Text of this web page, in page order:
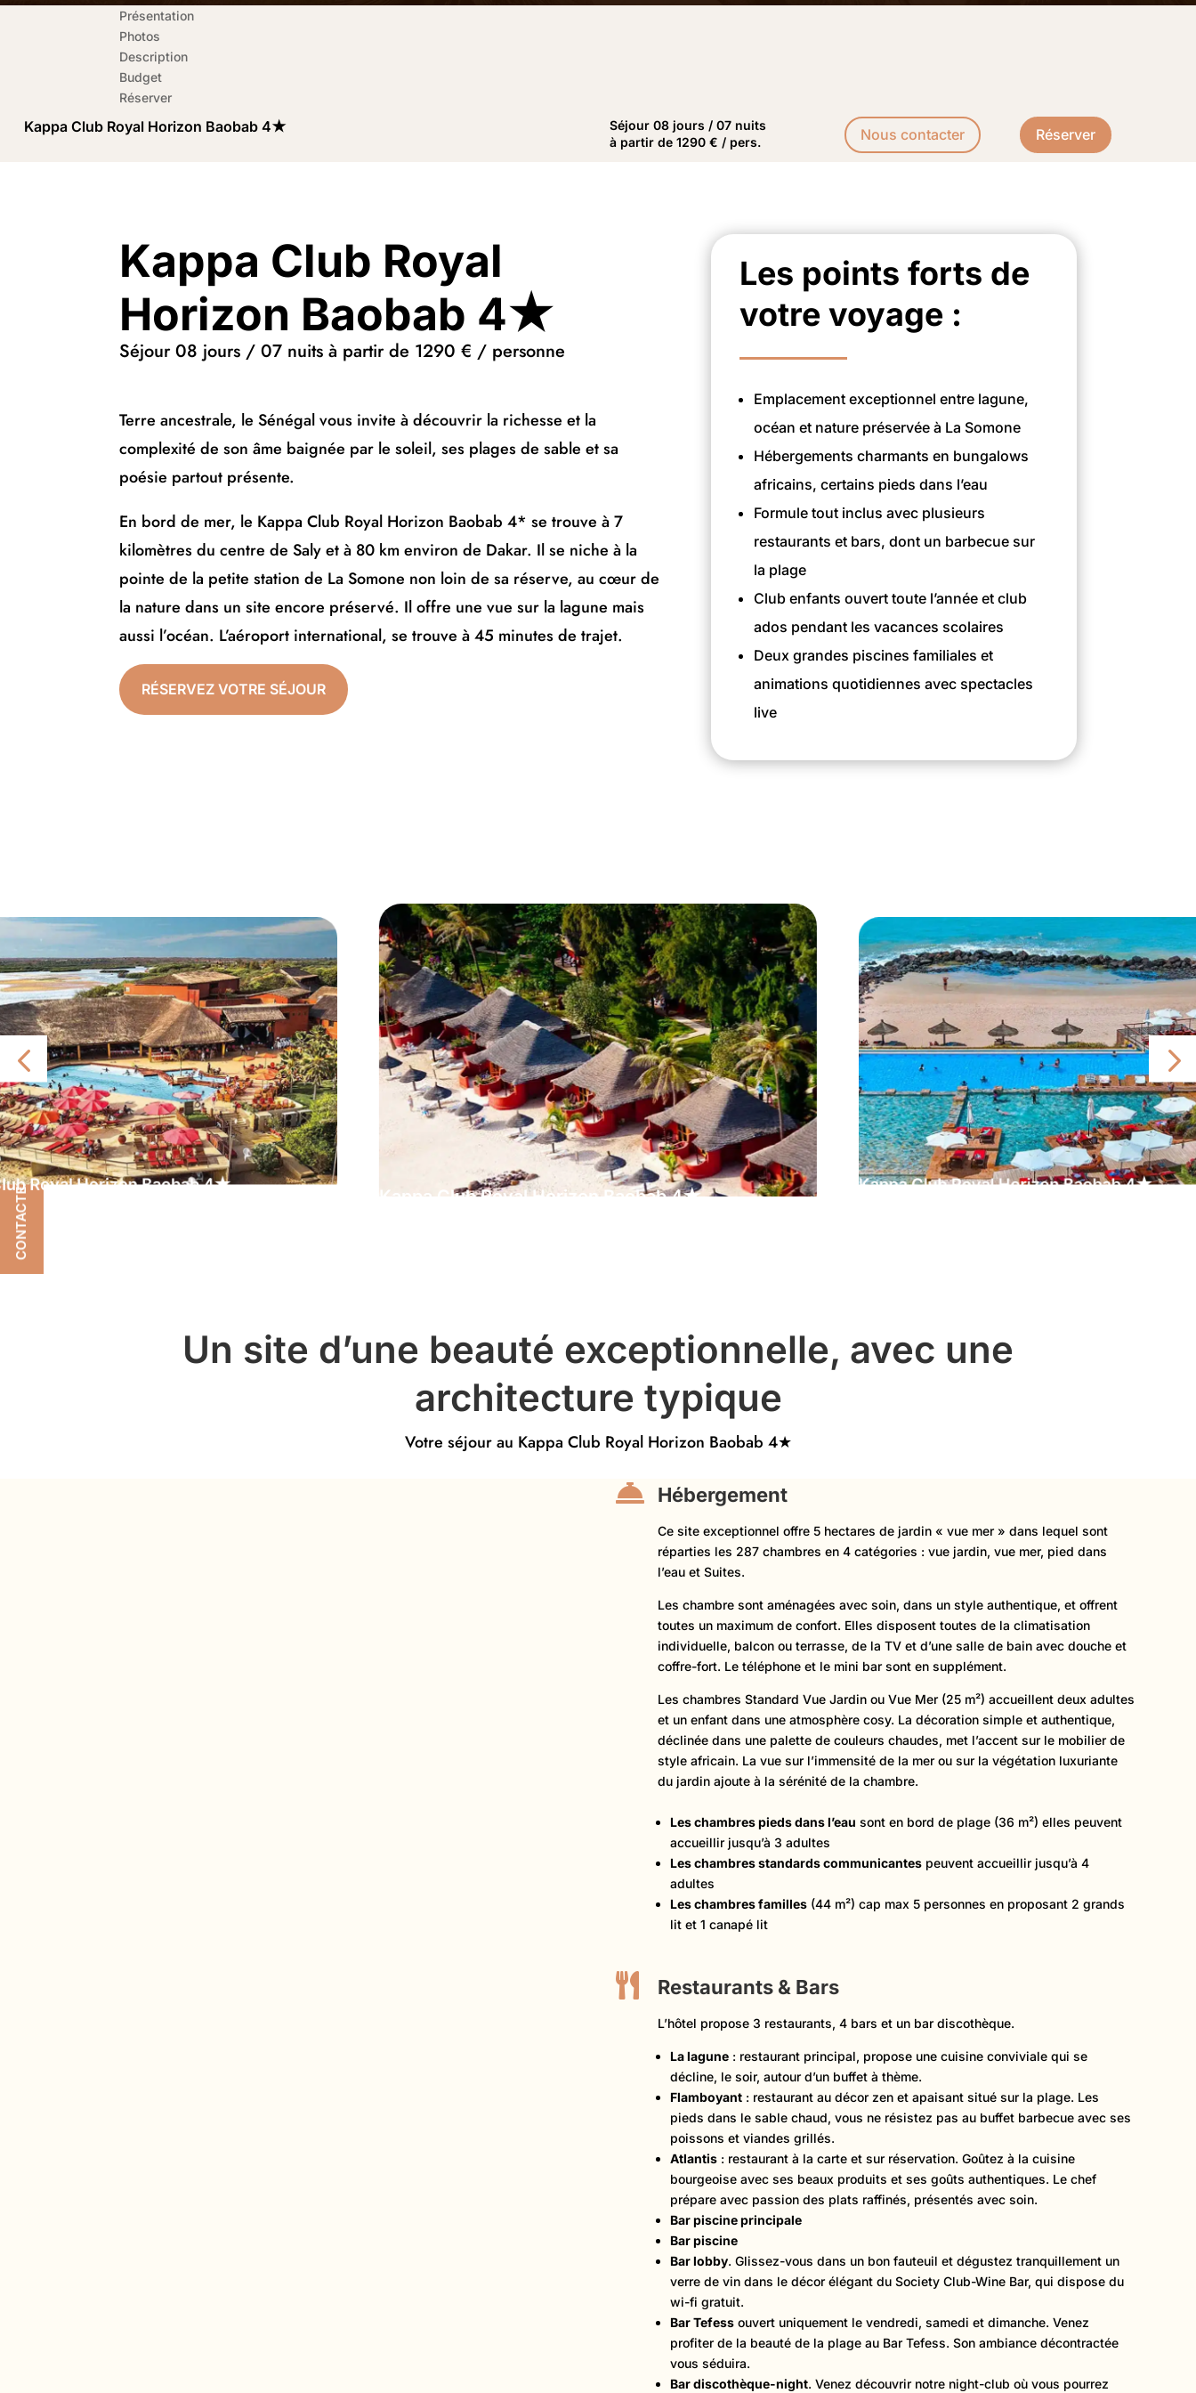
Présentation
Photos
Description
Budget
Réserver
Kappa Club Royal Horizon Baobab 4★
Séjour 08 jours / 07 nuits
à partir de 1290 € / pers.
Nous contacter Réserver
Kappa Club Royal
Horizon Baobab 4★
Séjour 08 jours / 07 nuits à partir de 1290 € / personne
Terre ancestrale, le Sénégal vous invite à découvrir la richesse et la
complexité de son âme baignée par le soleil, ses plages de sable et sa
poésie partout présente.
En bord de mer, le Kappa Club Royal Horizon Baobab 4* se trouve à 7
kilomètres du centre de Saly et à 80 km environ de Dakar. Il se niche à la
pointe de la petite station de La Somone non loin de sa réserve, au cœur de
la nature dans un site encore préservé. Il offre une vue sur la lagune mais
aussi l’océan. L’aéroport international, se trouve à 45 minutes de trajet.
RÉSERVEZ VOTRE SÉJOUR
CONTACTEZ-NOUS
Les points forts de
votre voyage :
Emplacement exceptionnel entre lagune,
océan et nature préservée à La Somone
Hébergements charmants en bungalows
africains, certains pieds dans l’eau
Formule tout inclus avec plusieurs
restaurants et bars, dont un barbecue sur
la plage
Club enfants ouvert toute l’année et club
ados pendant les vacances scolaires
Deux grandes piscines familiales et
animations quotidiennes avec spectacles
live
Royal Horizon Baobab 4★
Kappa Club Royal Horizon Baobab 4★
Kappa Club Royal Horizon Baobab 4★
Un site d’une beauté exceptionnelle, avec une
architecture typique
Votre séjour au Kappa Club Royal Horizon Baobab 4★
 Hébergement
Ce site exceptionnel offre 5 hectares de jardin « vue mer » dans lequel sont
réparties les 287 chambres en 4 catégories : vue jardin, vue mer, pied dans
l’eau et Suites.
Les chambre sont aménagées avec soin, dans un style authentique, et offrent
toutes un maximum de confort. Elles disposent toutes de la climatisation
individuelle, balcon ou terrasse, de la TV et d’une salle de bain avec douche et
coffre-fort. Le téléphone et le mini bar sont en supplément.
Les chambres Standard Vue Jardin ou Vue Mer (25 m²) accueillent deux adultes
et un enfant dans une atmosphère cosy. La décoration simple et authentique,
déclinée dans une palette de couleurs chaudes, met l’accent sur le mobilier de
style africain. La vue sur l’immensité de la mer ou sur la végétation luxuriante
du jardin ajoute à la sérénité de la chambre.
Les chambres pieds dans l’eau sont en bord de plage (36 m²) elles peuvent
accueillir jusqu’à 3 adultes
Les chambres standards communicantes peuvent accueillir jusqu’à 4
adultes
Les chambres familles (44 m²) cap max 5 personnes en proposant 2 grands
lit et 1 canapé lit
 Restaurants & Bars
L’hôtel propose 3 restaurants, 4 bars et un bar discothèque.
La lagune : restaurant principal, propose une cuisine conviviale qui se
décline, le soir, autour d’un buffet à thème.
Flamboyant : restaurant au décor zen et apaisant situé sur la plage. Les
pieds dans le sable chaud, vous ne résistez pas au buffet barbecue avec ses
poissons et viandes grillés.
Atlantis : restaurant à la carte et sur réservation. Goûtez à la cuisine
bourgeoise avec ses beaux produits et ses goûts authentiques. Le chef
prépare avec passion des plats raffinés, présentés avec soin.
Bar piscine principale
Bar piscine
Bar lobby. Glissez-vous dans un bon fauteuil et dégustez tranquillement un
verre de vin dans le décor élégant du Society Club-Wine Bar, qui dispose du
wi-fi gratuit.
Bar Tefess ouvert uniquement le vendredi, samedi et dimanche. Venez
profiter de la beauté de la plage au Bar Tefess. Son ambiance décontractée
vous séduira.
Bar discothèque-night. Venez découvrir notre night-club où vous pourrez